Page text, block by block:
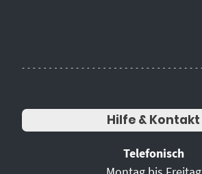
Hilfe & Kontakt
Telefonisch